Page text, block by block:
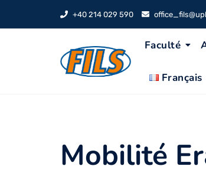
+40 214 029 590
Faculté
Français
Mobilité